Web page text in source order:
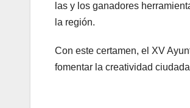
las y los ganadores
la región.
Con este certamen, el XV
fomentar la creatividad